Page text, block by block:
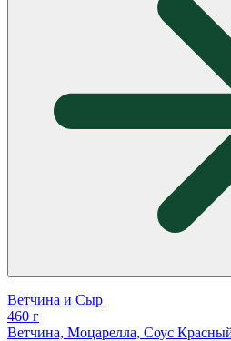
Ветчина и Сыр
460 г
Ветчина, Моцарелла, Соус